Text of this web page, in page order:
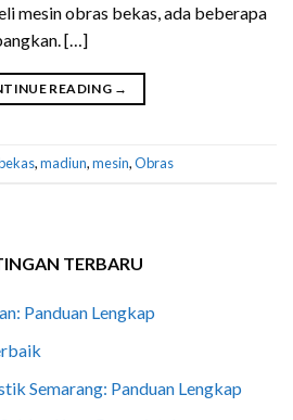
mesin obras bekas, ada beberapa
[…]
READING →
,madiun,mesin,Obras
TERBARU
Panduan Lengkap
Semarang: Panduan Lengkap